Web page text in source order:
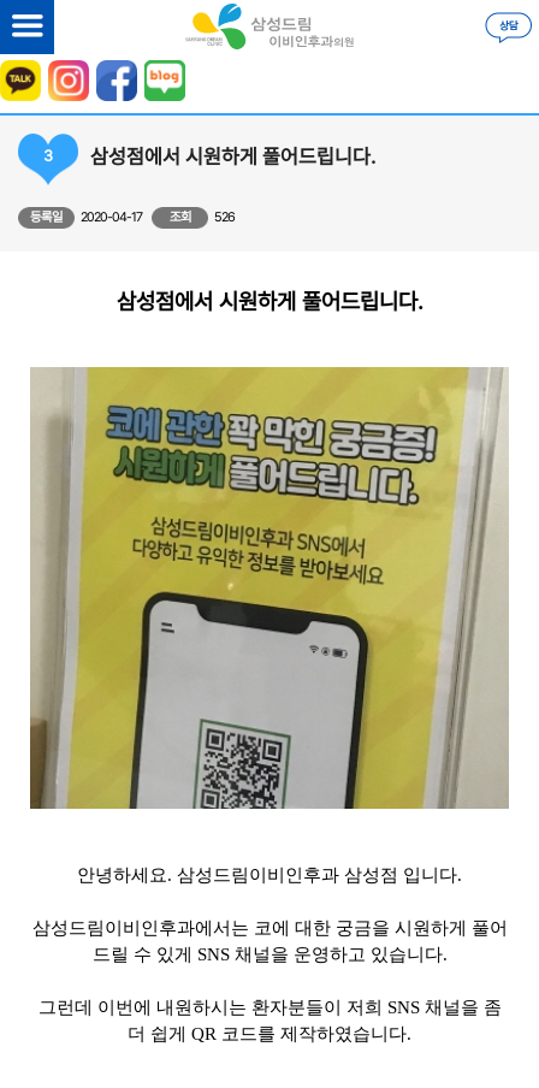
3 삼성점에서 시원하게 풀어드립니다.
등록일 2020-04-17 조회 526
삼성점에서 시원하게 풀어드립니다.
안녕하세요. 삼성드림이비인후과 삼성점 입니다.
삼성드림이비인후과에서는 코에 대한 궁금을 시원하게 풀어
드릴 수 있게 SNS 채널을 운영하고 있습니다.
그런데 이번에 내원하시는 환자분들이 저희 SNS 채널을 좀
더 쉽게 QR 코드를 제작하였습니다.